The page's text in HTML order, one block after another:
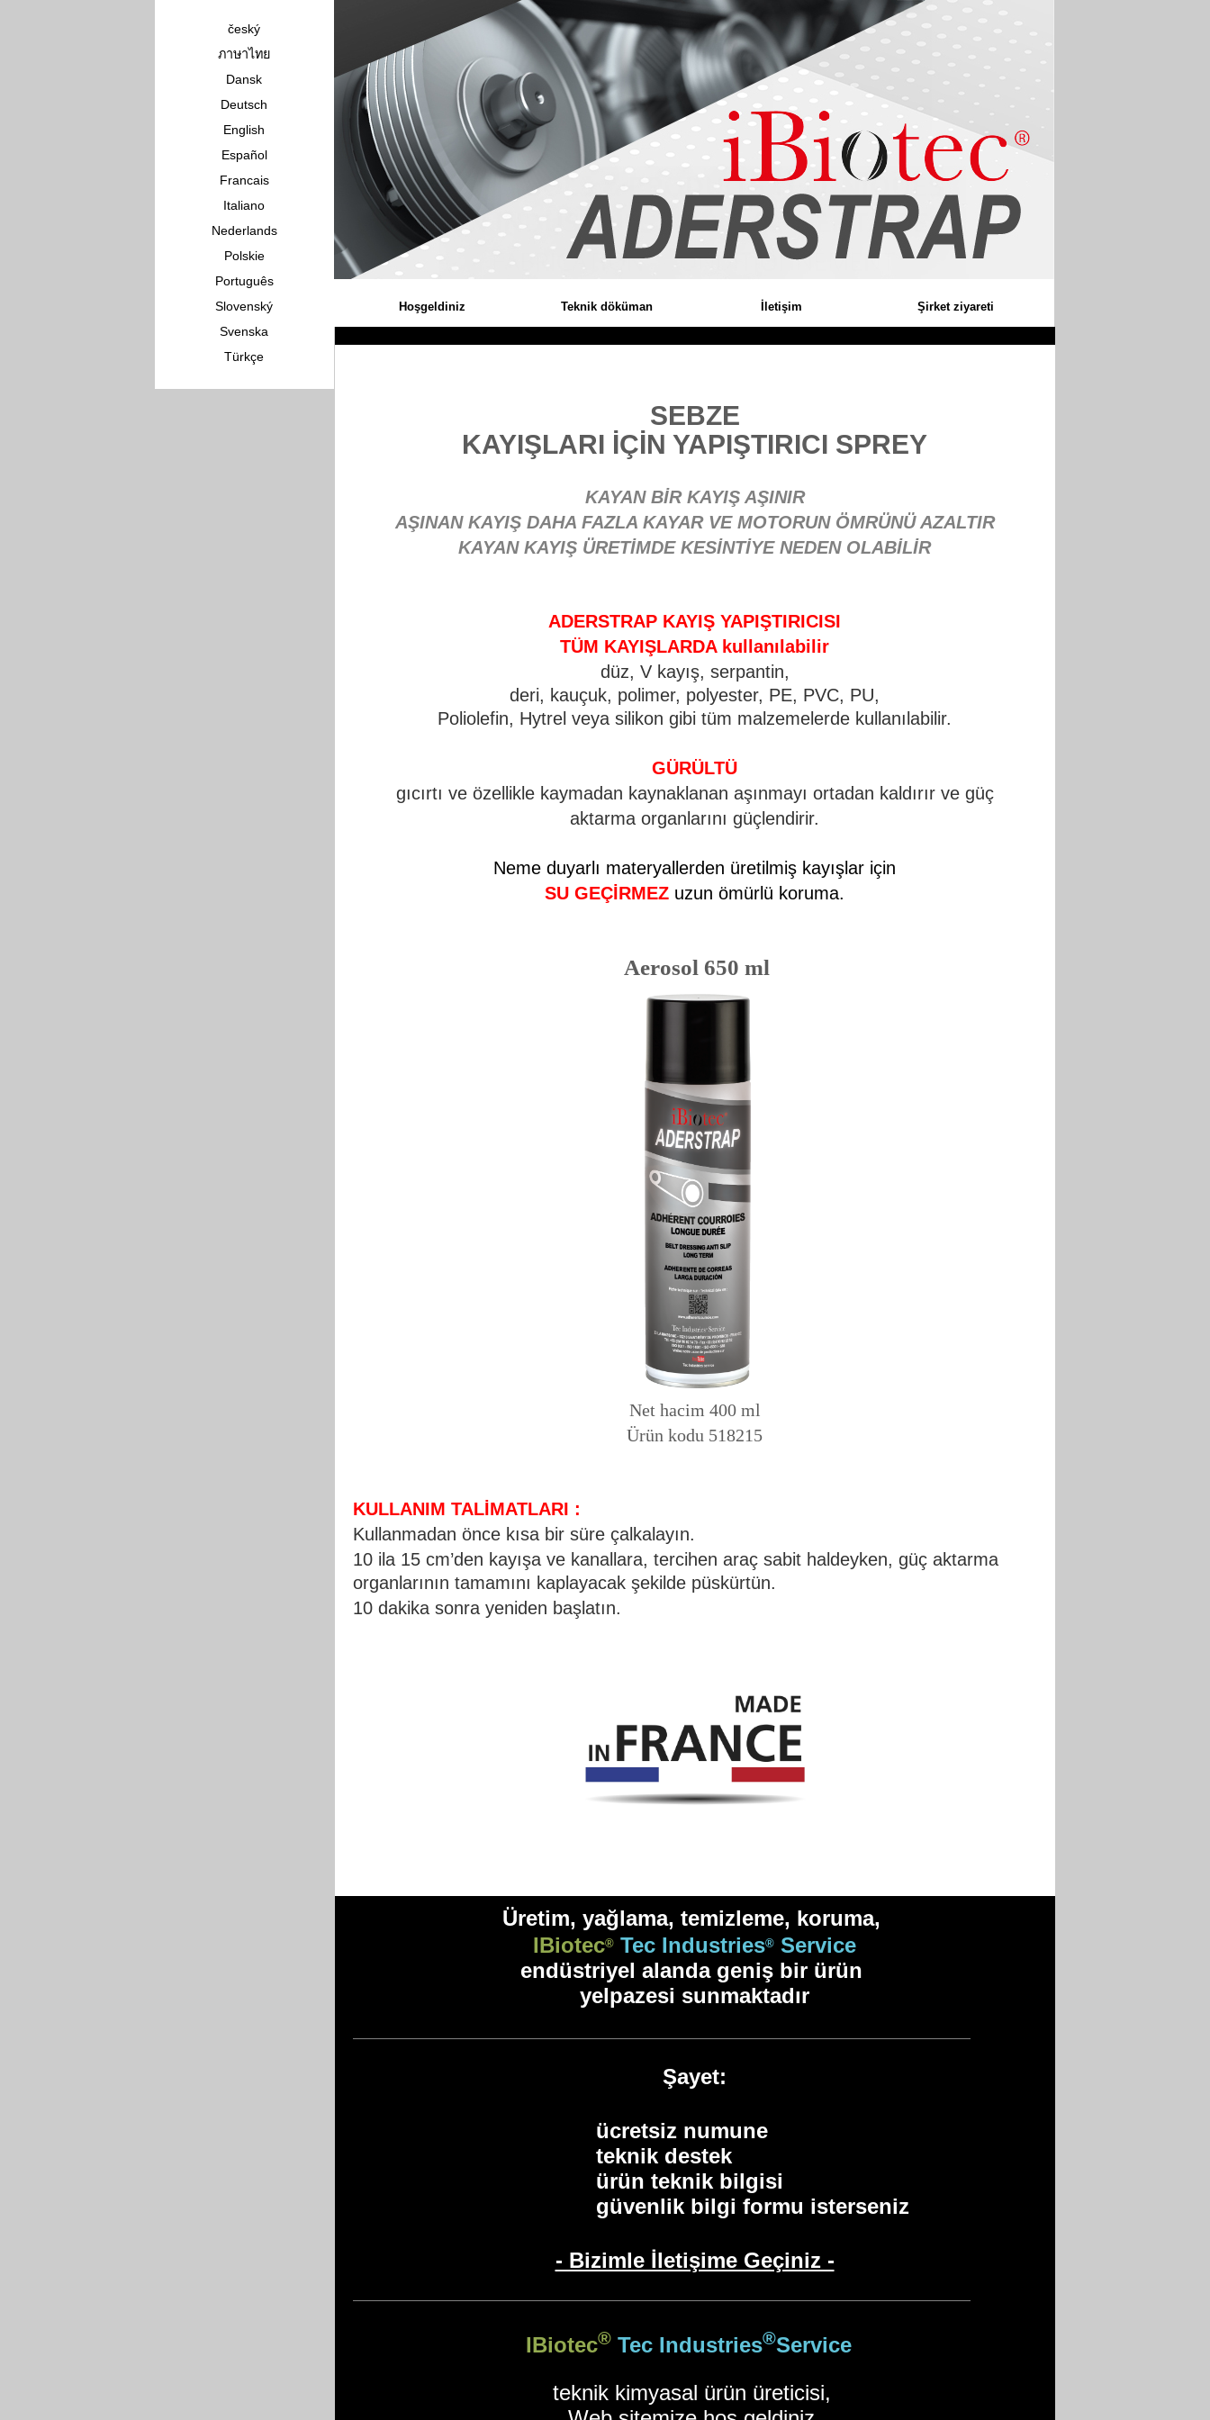
český
ภาษาไทย
Dansk
Deutsch
English
Español
Francais
Italiano
Nederlands
Polskie
Português
Slovenský
Svenska
Türkçe
Hoşgeldiniz Teknik döküman İletişim Şirket ziyareti
SEBZE
KAYIŞLARI İÇİN YAPIŞTIRICI SPREY
KAYAN BİR KAYIŞ AŞINIR
AŞINAN KAYIŞ DAHA FAZLA KAYAR VE MOTORUN ÖMRÜNÜ AZALTIR
KAYAN KAYIŞ ÜRETİMDE KESİNTİYE NEDEN OLABİLİR
ADERSTRAP KAYIŞ YAPIŞTIRICISI
TÜM KAYIŞLARDA kullanılabilir
düz, V kayış, serpantin,
deri, kauçuk, polimer, polyester, PE, PVC, PU,
Poliolefin, Hytrel veya silikon gibi tüm malzemelerde kullanılabilir.
GÜRÜLTÜ
gıcırtı ve özellikle kaymadan kaynaklanan aşınmayı ortadan kaldırır ve güç
aktarma organlarını güçlendirir.
Neme duyarlı materyallerden üretilmiş kayışlar için
SU GEÇİRMEZ uzun ömürlü koruma.
Aerosol 650 ml
Net hacim 400 ml
Ürün kodu 518215
KULLANIM TALİMATLARI :
Kullanmadan önce kısa bir süre çalkalayın.
10 ila 15 cm’den kayışa ve kanallara, tercihen araç sabit haldeyken, güç aktarma
organlarının tamamını kaplayacak şekilde püskürtün.
10 dakika sonra yeniden başlatın.
Üretim, yağlama, temizleme, koruma,
IBiotec® Tec Industries® Service
endüstriyel alanda geniş bir ürün
yelpazesi sunmaktadır
Şayet:
ücretsiz numune
teknik destek
ürün teknik bilgisi
güvenlik bilgi formu isterseniz
- Bizimle İletişime Geçiniz -
IBiotec®Tec Industries®Service
teknik kimyasal ürün üreticisi,